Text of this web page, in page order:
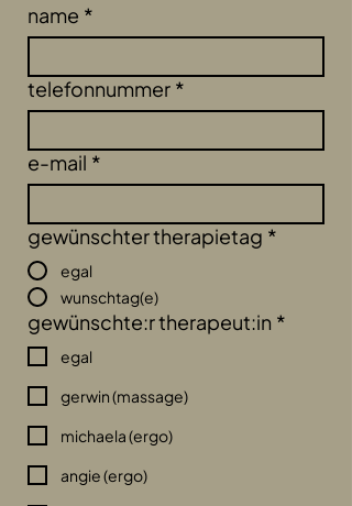
name *
telefonnummer *
e-mail *
gewünschter therapietag *
egal
wunschtag(e)
gewünschte:r therapeut:in *
egal
gerwin (massage)
michaela (ergo)
angie (ergo)